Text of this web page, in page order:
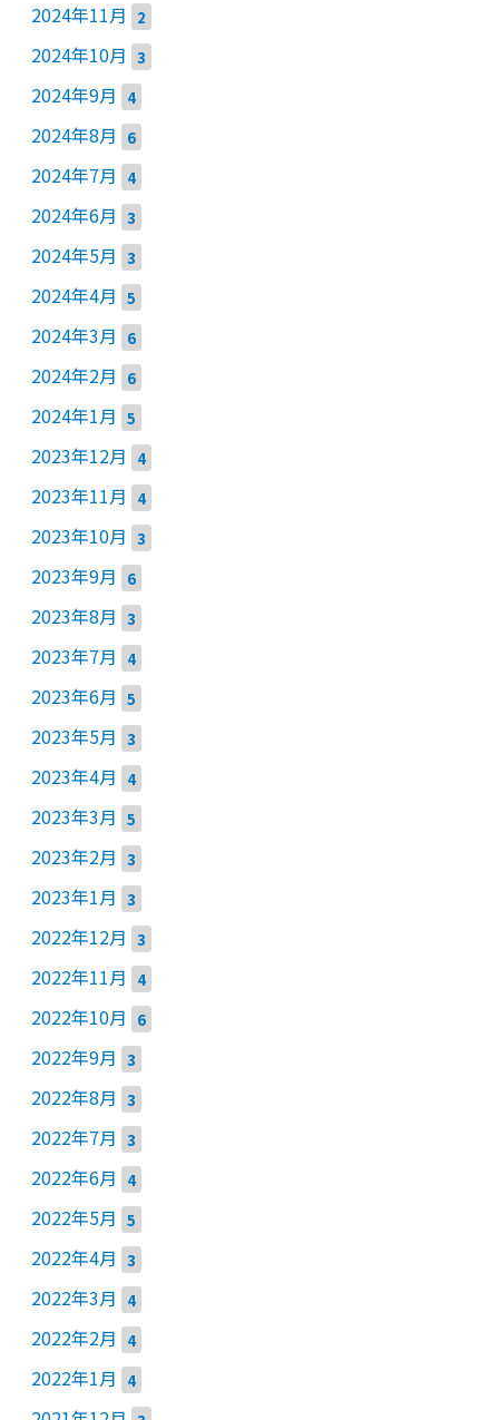
2024年11月 2
2024年10月 3
2024年9月 4
2024年8月 6
2024年7月 4
2024年6月 3
2024年5月 3
2024年4月 5
2024年3月 6
2024年2月 6
2024年1月 5
2023年12月 4
2023年11月 4
2023年10月 3
2023年9月 6
2023年8月 3
2023年7月 4
2023年6月 5
2023年5月 3
2023年4月 4
2023年3月 5
2023年2月 3
2023年1月 3
2022年12月 3
2022年11月 4
2022年10月 6
2022年9月 3
2022年8月 3
2022年7月 3
2022年6月 4
2022年5月 5
2022年4月 3
2022年3月 4
2022年2月 4
2022年1月 4